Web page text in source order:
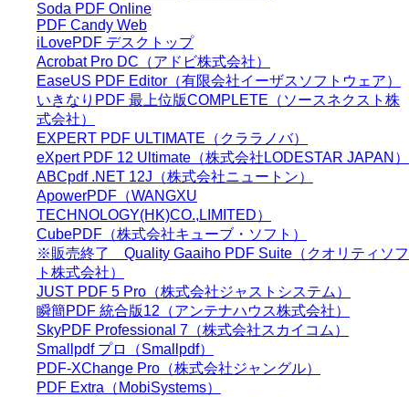
Soda PDF Online
PDF Candy Web
iLovePDF デスクトップ
Acrobat Pro DC（アドビ株式会社）
EaseUS PDF Editor（有限会社イーザスソフトウェア）
いきなりPDF 最上位版COMPLETE（ソースネクスト株
式会社）
EXPERT PDF ULTIMATE（クララノバ）
eXpert PDF 12 Ultimate（株式会社LODESTAR JAPAN）
ABCpdf .NET 12J（株式会社ニュートン）
ApowerPDF（WANGXU
TECHNOLOGY(HK)CO.,LIMITED）
CubePDF（株式会社キューブ・ソフト）
※販売終了 Quality Gaaiho PDF Suite（クオリティソフ
ト株式会社）
JUST PDF 5 Pro（株式会社ジャストシステム）
瞬簡PDF 統合版12（アンテナハウス株式会社）
SkyPDF Professional 7（株式会社スカイコム）
Smallpdf プロ（Smallpdf）
PDF-XChange Pro（株式会社ジャングル）
PDF Extra（MobiSystems）